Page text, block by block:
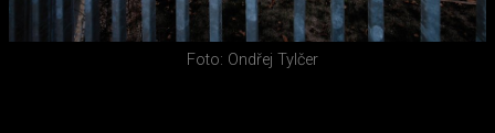
Foto: Ondřej Tylčer